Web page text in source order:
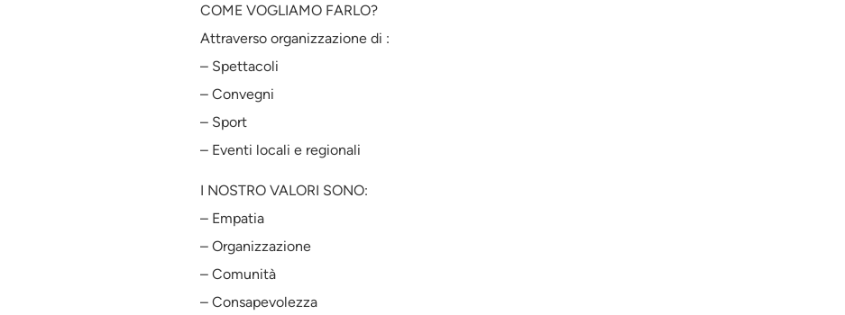
COME VOGLIAMO FARLO?
Attraverso organizzazione di :
– Spettacoli
– Convegni
– Sport
– Eventi locali e regionali
I NOSTRO VALORI SONO:
– Empatia
– Organizzazione
– Comunità
– Consapevolezza